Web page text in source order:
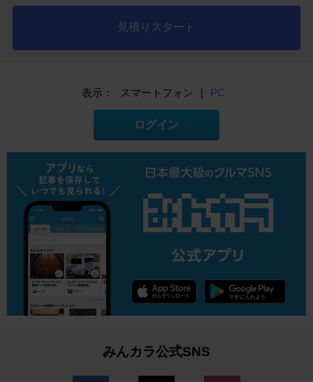
見積りスタート
表示： スマートフォン | PC
ログイン
みんカラ公式SNS